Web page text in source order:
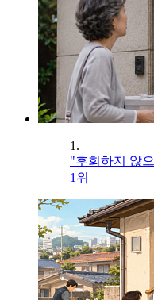
1.
"후회하지 않
1위